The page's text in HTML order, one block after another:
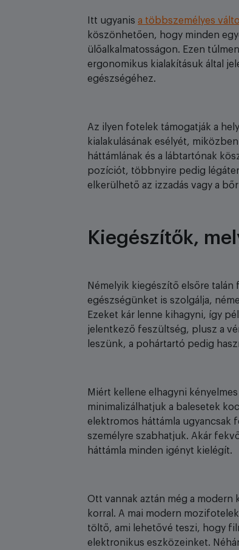
Itt ugyanis a többszemélyes
köszönhetően, hogy minden
ülőalkalmatosságon. Ezen
ergonomikus kialakításuk által
egészségéhez.
Az ilyen fotelek támogatják a
kialakulásának esélyét,
háttámlának és a lábtartónak
pozíciót, többnyire pedig
elkerülhető az izzadás vagy a
Kiegészítők,
Némelyik kiegészítő elsőre
egészségünket is szolgálja,
Ezeket kár lenne kihagyni, így
jelentkező feszültség, plusz a
leszünk, a pohártartó pedig
Miért kellene elhagyni
minimalizálhatjuk a balesetek
elektromos háttámla ugyancsak
személyre szabhatjuk. Akár
háttámla minden igényt kielégít.
Ott vannak aztán még a modern
korral. A mai modern
töltő, ami lehetővé teszi, hogy
elektronikus eszközeinket.